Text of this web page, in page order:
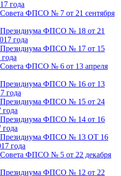
года
Совета ФПСО № 7 от 21 сентября
Президиума ФПСО № 18 от 21
года
Президиума ФПСО № 17 от 15
Совета ФПСО № 6 от 13 апреля
Президиума ФПСО № 16 от 13
года
Президиума ФПСО № 15 от 24
года
Президиума ФПСО № 14 от 16
года
Президиума ФПСО № 13 ОТ 16
года
Совета ФПСО № 5 от 22 декабря
Президиума ФПСО № 12 от 22